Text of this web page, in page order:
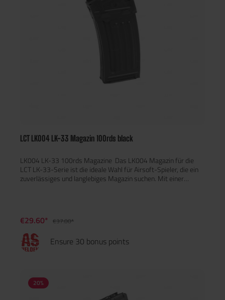
LCT LK004 LK-33 Magazin 100rds black
LK004 LK-33 100rds Magazine Das LK004 Magazin für die
LCT LK-33-Serie ist die ideale Wahl für Airsoft-Spieler, die ein
zuverlässiges und langlebiges Magazin suchen. Mit einer
100 Schuss Material: Stahl und ABS Kompatibel mit der LCT
€29.60* €37.00*
Ensure 30 bonus points
20%